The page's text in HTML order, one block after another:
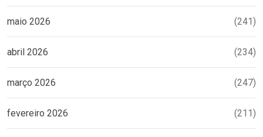
maio 2026 (241)
abril 2026 (234)
março 2026 (247)
fevereiro 2026 (211)